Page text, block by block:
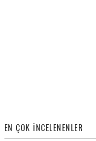
EN ÇOK İNCELENENLER